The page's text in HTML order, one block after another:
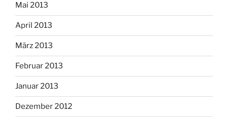
Mai 2013
April 2013
März 2013
Februar 2013
Januar 2013
Dezember 2012